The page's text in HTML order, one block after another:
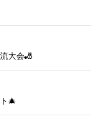
大会🎳
🎄